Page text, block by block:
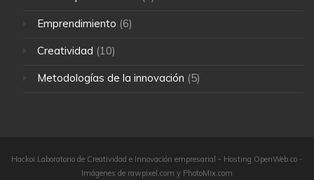
Emprendimiento (6)
Creatividad (10)
Metodologías de la innovación (5)
Hackoi Laboratorio de Creatividad e Innovación empresarial - Hosting OpenWeb.co -
Imágenes de rawpixel.com y PhotoMix.com